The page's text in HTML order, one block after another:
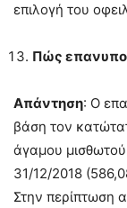
επιλογή του
Πώς
Απάντηση: Ο
βάση τον
άγαμου
31/12/2018
Στην περίπτωση